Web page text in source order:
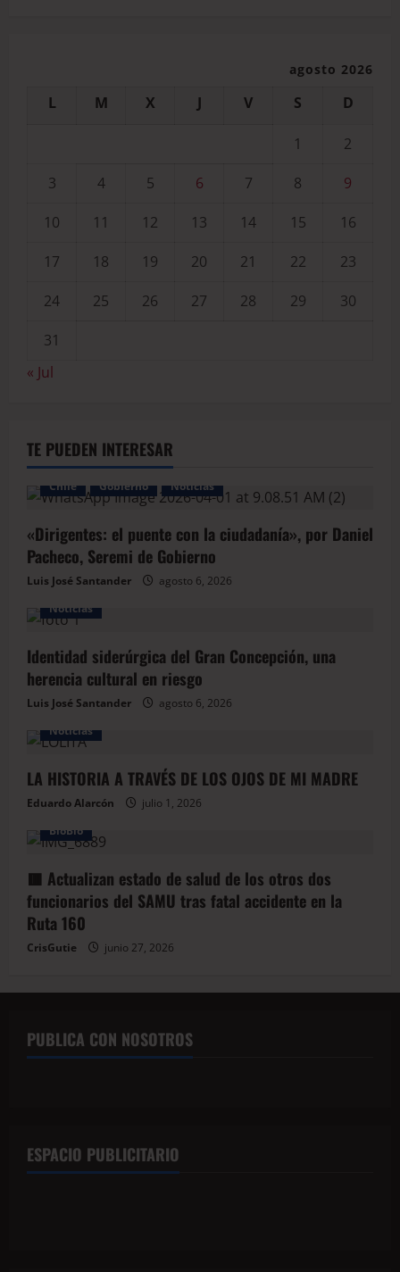
agosto 2026
L M X J V S D
1
2
3
4 5 6 7 8
9
10
11 12 13 14 15
16
17
18 19 20 21 22
23
24
25 26 27 28 29
30
31
« Jul
TE PUEDEN INTERESAR
Chile Gobierno Noticias
«Dirigentes: el puente con la ciudadanía», por Daniel
Pacheco, Seremi de Gobierno
Luis José Santander
agosto 6, 2026
Noticias
Identidad siderúrgica del Gran Concepción, una
herencia cultural en riesgo
Luis José Santander
agosto 6, 2026
Noticias
LA HISTORIA A TRAVÉS DE LOS OJOS DE MI MADRE
Eduardo Alarcón
julio 1, 2026
BioBio
🟥 Actualizan estado de salud de los otros dos
funcionarios del SAMU tras fatal accidente en la
Ruta 160
CrisGutie junio 27, 2026
PUBLICA CON NOSOTROS
ESPACIO PUBLICITARIO